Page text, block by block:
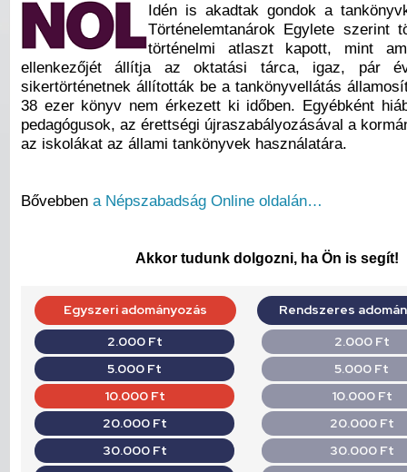
Idén is akadtak gondok a
Történelemtanárok Egylete szerint
történelmi atlaszt kapott, mint
ellenkezőjét állítja az oktatási tárca, igaz, pár
sikertörténetnek állították be a tankönyvellátás
38 ezer könyv nem érkezett ki időben. Egyébként
pedagógusok, az érettségi újraszabályozásával a
az iskolákat az állami tankönyvek használatára.
Bővebben a Népszabadság Online oldalán…
Akkor tudunk dolgozni, ha Ön is segít!